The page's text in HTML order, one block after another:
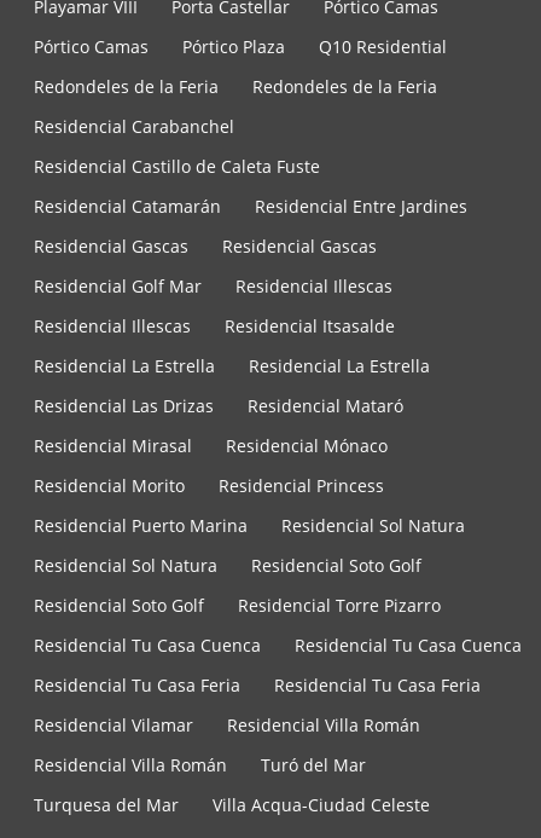
Playamar VIII
Porta Castellar
Pórtico Camas
Pórtico Camas
Pórtico Plaza
Q10 Residential
Redondeles de la Feria
Redondeles de la Feria
Residencial Carabanchel
Residencial Castillo de Caleta Fuste
Residencial Catamarán
Residencial Entre Jardines
Residencial Gascas
Residencial Gascas
Residencial Golf Mar
Residencial Illescas
Residencial Illescas
Residencial Itsasalde
Residencial La Estrella
Residencial La Estrella
Residencial Las Drizas
Residencial Mataró
Residencial Mirasal
Residencial Mónaco
Residencial Morito
Residencial Princess
Residencial Puerto Marina
Residencial Sol Natura
Residencial Sol Natura
Residencial Soto Golf
Residencial Soto Golf
Residencial Torre Pizarro
Residencial Tu Casa Cuenca
Residencial Tu Casa Cuenca
Residencial Tu Casa Feria
Residencial Tu Casa Feria
Residencial Vilamar
Residencial Villa Román
Residencial Villa Román
Turó del Mar
Turquesa del Mar
Villa Acqua-Ciudad Celeste